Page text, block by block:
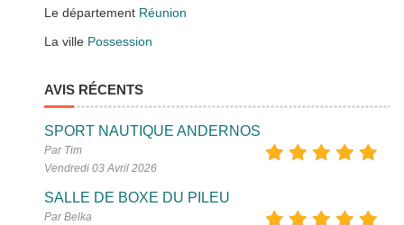
Le département Réunion
La ville Possession
AVIS RÉCENTS
SPORT NAUTIQUE ANDERNOS
Par Tim
Vendredi 03 Avril 2026
SALLE DE BOXE DU PILEU
Par Belka